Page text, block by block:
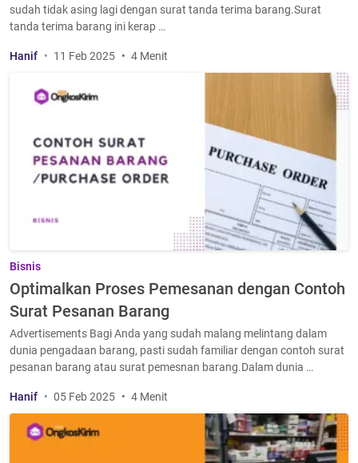
sudah tidak asing lagi dengan surat tanda terima barang.Surat
tanda terima barang ini kerap …
Hanif 11 Feb 2025 4 Menit
Bisnis
Optimalkan Proses Pemesanan dengan Contoh
Surat Pesanan Barang
Advertisements Bagi Anda yang sudah malang melintang dalam
dunia pengadaan barang, pasti sudah familiar dengan contoh surat
pesanan barang atau surat pemesnan barang.Dalam dunia …
Hanif 05 Feb 2025 4 Menit